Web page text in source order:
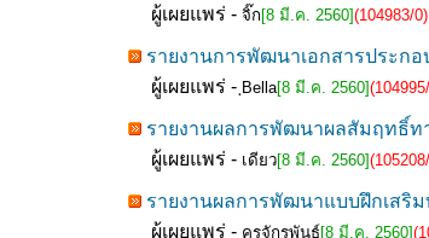
ผู้เผยแพร่ - จิ๊ก [8 มี.ค. 2560](104983/0)
รายงานการพัฒนาเอกสารประก
ผู้เผยแพร่ - ฺBella[8 มี.ค. 2560]
รายงานผลการพัฒนาผลสัมฤทธิ์ท
ผู้เผยแพร่ - เดียว[8 มี.ค. 2560]
รายงานผลการพัฒนาแบบฝึกเสริ
ผู้เผยแพร่ - ครูจักรพันธ์ [8 มี.ค. 2560]